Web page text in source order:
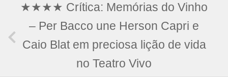
★★★★ Crítica: Memórias do Vinho
– Per Bacco une Herson Capri e
Caio Blat em preciosa lição de vida
no Teatro Vivo